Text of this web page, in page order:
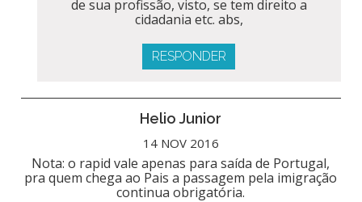
de sua profissão, visto, se tem direito a
cidadania etc. abs,
RESPONDER
Helio Junior
14 NOV 2016
Nota: o rapid vale apenas para saída de Portugal,
pra quem chega ao Pais a passagem pela imigração
continua obrigatória.